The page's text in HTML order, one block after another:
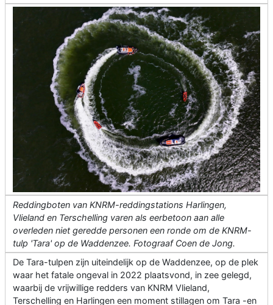
Reddingboten van KNRM-reddingstations Harlingen,
Vlieland en Terschelling varen als eerbetoon aan alle
overleden niet geredde personen een ronde om de KNRM-
tulp 'Tara' op de Waddenzee. Fotograaf Coen de Jong.
De Tara-tulpen zijn uiteindelijk op de Waddenzee, op de plek
waar het fatale ongeval in 2022 plaatsvond, in zee gelegd,
waarbij de vrijwillige redders van KNRM Vlieland,
Terschelling en Harlingen een moment stillagen om Tara -en